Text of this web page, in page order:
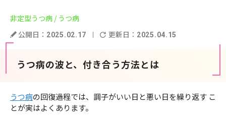
非定型うつ病 / うつ病
公開日： 2025.02.17 更新日： 2025.04.15
うつ病の波と、付き合う方法とは
うつ病の回復過程では、調子がいい日と悪い日を繰り返す こ
とが実はよくあります。